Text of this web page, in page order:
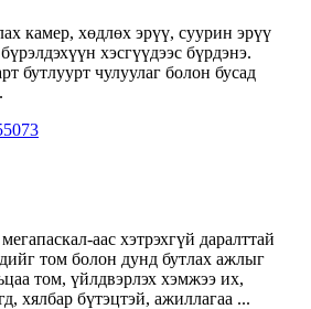
камер, хөдлөх эрүү, суурин эрүү
хэсгүүдээс бүрдэнэ.
бутлуурт чулуулаг болон бусад
аас хэтрэхгүй даралттай
том болон дунд бутлах ажлыг
том, үйлдвэрлэх хэмжээ их,
хялбар бүтэцтэй, ажиллагаа ...